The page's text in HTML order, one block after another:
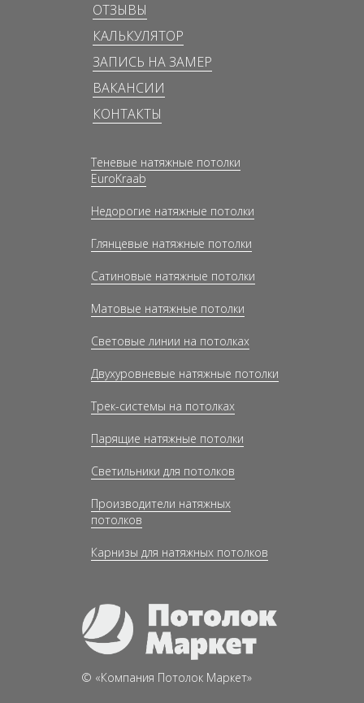
© «Компания Потолок Маркет»
Теневые натяжные потолки
EuroKraab
Недорогие натяжные потолки
Глянцевые натяжные потолки
Сатиновые натяжные потолки
Матовые натяжные потолки
Световые линии на потолках
Двухуровневые натяжные потолки
Трек-системы на потолках
Парящие натяжные потолки
Светильники для потолков
Производители натяжных
потолков
Карнизы для натяжных потолков
ОТЗЫВЫ
КАЛЬКУЛЯТОР
ЗАПИСЬ НА ЗАМЕР
ВАКАНСИИ
КОНТАКТЫ